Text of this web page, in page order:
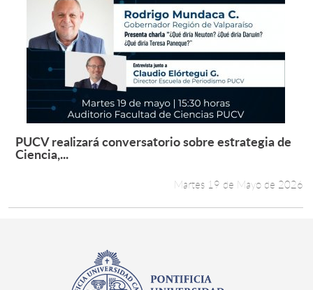
Leer más +
PUCV realizará conversatorio sobre estrategia de
Ciencia,...
Martes 19 de Mayo de 2026